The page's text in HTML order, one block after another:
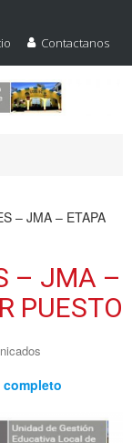
Contactanos
– JMA – ETAPA
– JMA –
PUESTO
completo